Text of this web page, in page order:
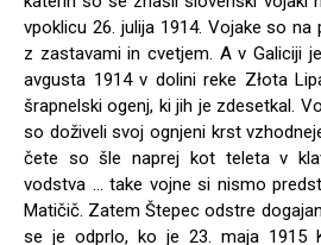
vpoklicu 26. julija 1914. Vojake so
z zastavami in cvetjem. A v Galiciji
avgusta 1914 v dolini reke Złota
šrapnelski ogenj, ki jih je zdesetkal.
so doživeli svoj ognjeni krst
čete so šle na­prej kot teleta v
vodstva … take vojne si nismo
Matičič. Zatem Štepec odstre
se je odprlo, ko je 23. maja 1915